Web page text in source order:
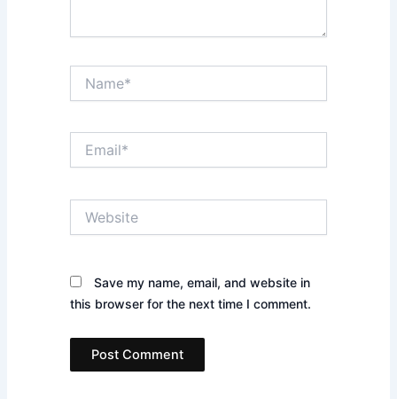
Save my name, email, and website in
this browser for the next time I comment.